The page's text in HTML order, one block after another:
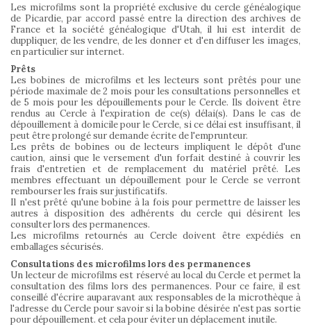
Les microfilms sont la propriété exclusive du cercle généalogique
de Picardie, par accord passé entre la direction des archives de
France et la société généalogique d'Utah, il lui est interdit de
duppliquer, de les vendre, de les donner et d'en diffuser les images,
en particulier sur internet.
Prêts
Les bobines de microfilms et les lecteurs sont prêtés pour une
période maximale de 2 mois pour les consultations personnelles et
de 5 mois pour les dépouillements pour le Cercle. Ils doivent être
rendus au Cercle à l'expiration de ce(s) délai(s). Dans le cas de
dépouillement à domicile pour le Cercle, si ce délai est insuffisant, il
peut être prolongé sur demande écrite de l'emprunteur.
Les prêts de bobines ou de lecteurs impliquent le dépôt d'une
caution, ainsi que le versement d'un forfait destiné à couvrir les
frais d'entretien et de remplacement du matériel prêté. Les
membres effectuant un dépouillement pour le Cercle se verront
rembourser les frais sur justificatifs.
Il n'est prêté qu'une bobine à la fois pour permettre de laisser les
autres à disposition des adhérents du cercle qui désirent les
consulter lors des permanences.
Les microfilms retournés au Cercle doivent être expédiés en
emballages sécurisés.
Consultations des microfilms lors des permanences
Un lecteur de microfilms est réservé au local du Cercle et permet la
consultation des films lors des permanences. Pour ce faire, il est
conseillé d'écrire auparavant aux responsables de la microthèque à
l'adresse du Cercle pour savoir si la bobine désirée n'est pas sortie
pour dépouillement. et cela pour éviter un déplacement inutile.